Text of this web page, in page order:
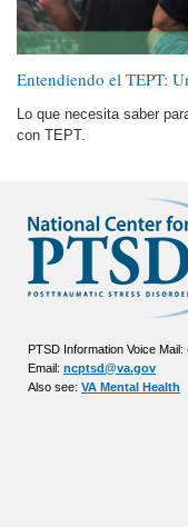
Entendiendo el TEPT:
Lo que necesita saber
con TEPT.
PTSD Information Voice
Email: ncptsd@va.gov
Also see: VA Mental Health